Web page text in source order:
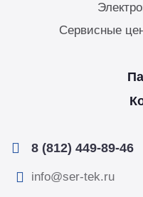
Сервисные
8 (812) 449-89-46
info@ser-tek.ru